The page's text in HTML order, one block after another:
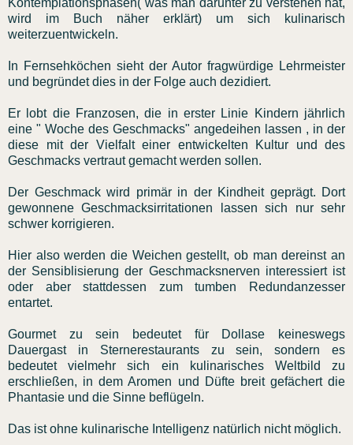
wird im Buch näher erklärt) um sich kulinarisch
weiterzuentwickeln.
In Fernsehköchen sieht der Autor fragwürdige Lehrmeister
und begründet dies in der Folge auch dezidiert.
Er lobt die Franzosen, die in erster Linie Kindern jährlich
eine " Woche des Geschmacks" angedeihen lassen , in der
diese mit der Vielfalt einer entwickelten Kultur und des
Geschmacks vertraut gemacht werden sollen.
Der Geschmack wird primär in der Kindheit geprägt. Dort
gewonnene Geschmacksirritationen lassen sich nur sehr
schwer korrigieren.
Hier also werden die Weichen gestellt, ob man dereinst an
der Sensiblisierung der Geschmacksnerven interessiert ist
oder aber stattdessen zum tumben Redundanzesser
entartet.
Gourmet zu sein bedeutet für Dollase keineswegs
Dauergast in Sternerestaurants zu sein, sondern es
bedeutet vielmehr sich ein kulinarisches Weltbild zu
erschließen, in dem Aromen und Düfte breit gefächert die
Phantasie und die Sinne beflügeln.
Das ist ohne kulinarische Intelligenz natürlich nicht möglich.